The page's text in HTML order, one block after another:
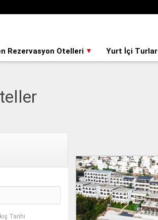
Rezervasyon Otelleri Yurt İçi Turlar
Tarihi